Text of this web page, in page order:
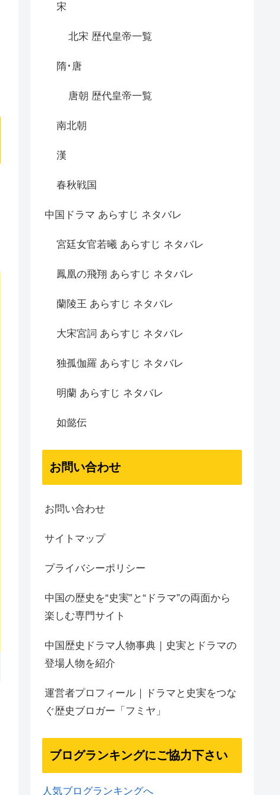
宋
北宋 歴代皇帝一覧
隋･唐
唐朝 歴代皇帝一覧
南北朝
漢
春秋戦国
中国ドラマ あらすじ ネタバレ
宮廷女官若曦 あらすじ ネタバレ
鳳凰の飛翔 あらすじ ネタバレ
蘭陵王 あらすじ ネタバレ
大宋宮詞 あらすじ ネタバレ
独孤伽羅 あらすじ ネタバレ
明蘭 あらすじ ネタバレ
如懿伝
お問い合わせ
お問い合わせ
サイトマップ
プライバシーポリシー
中国の歴史を“史実”と“ドラマ”の両面から
楽しむ専門サイト
中国歴史ドラマ人物事典｜史実とドラマの
登場人物を紹介
運営者プロフィール｜ドラマと史実をつな
ぐ歴史ブロガー「フミヤ」
ブログランキングにご協力下さい
人気ブログランキングへ